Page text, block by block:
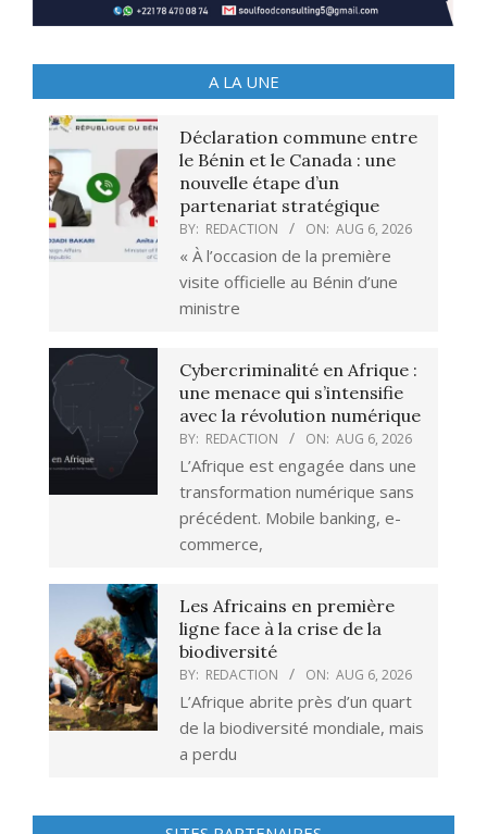
A LA UNE
Déclaration commune entre
le Bénin et le Canada : une
nouvelle étape d’un
partenariat stratégique
BY: REDACTION ON: AUG 6, 2026
« À l’occasion de la première
visite officielle au Bénin d’une
ministre
Cybercriminalité en Afrique :
une menace qui s’intensifie
avec la révolution numérique
BY: REDACTION ON: AUG 6, 2026
L’Afrique est engagée dans une
transformation numérique sans
précédent. Mobile banking, e-
commerce,
Les Africains en première
ligne face à la crise de la
biodiversité
BY: REDACTION ON: AUG 6, 2026
L’Afrique abrite près d’un quart
de la biodiversité mondiale, mais
a perdu